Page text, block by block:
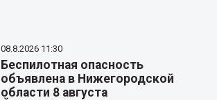
08.8.2026 11:30
Беспилотная опасность
объявлена в Нижегородской
области 8 августа